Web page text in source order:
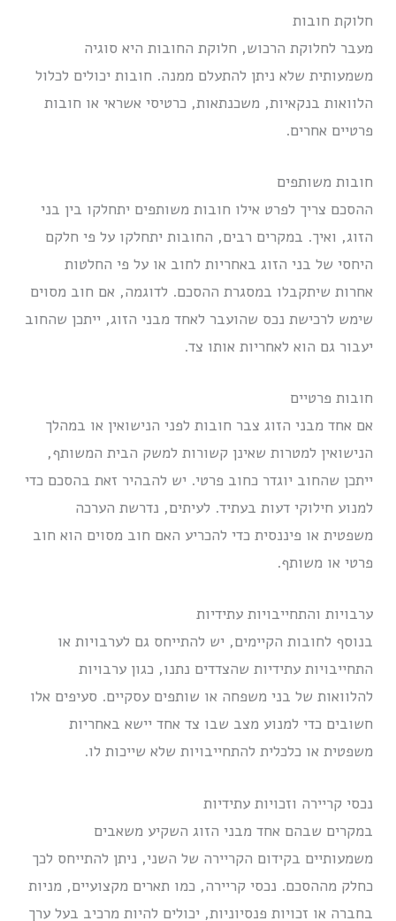
חלוקת חובות
מעבר לחלוקת הרכוש, חלוקת החובות היא סוגיה
משמעותית שלא ניתן להתעלם ממנה. חובות יכולים לכלול
הלוואות בנקאיות, משכנתאות, כרטיסי אשראי או חובות
פרטיים אחרים.
חובות משותפים
ההסכם צריך לפרט אילו חובות משותפים יתחלקו בין בני
הזוג, ואיך. במקרים רבים, החובות יתחלקו על פי חלקם
היחסי של בני הזוג באחריות לחוב או על פי החלטות
אחרות שיתקבלו במסגרת ההסכם. לדוגמה, אם חוב מסוים
שימש לרכישת נכס שהועבר לאחד מבני הזוג, ייתכן שהחוב
יעבור גם הוא לאחריות אותו צד.
חובות פרטיים
אם אחד מבני הזוג צבר חובות לפני הנישואין או במהלך
הנישואין למטרות שאינן קשורות למשק הבית המשותף,
ייתכן שהחוב יוגדר כחוב פרטי. יש להבהיר זאת בהסכם כדי
למנוע חילוקי דעות בעתיד. לעיתים, נדרשת הערכה
משפטית או פיננסית כדי להכריע האם חוב מסוים הוא חוב
פרטי או משותף.
ערבויות והתחייבויות עתידיות
בנוסף לחובות הקיימים, יש להתייחס גם לערבויות או
התחייבויות עתידיות שהצדדים נתנו, כגון ערבויות
להלוואות של בני משפחה או שותפים עסקיים. סעיפים אלו
חשובים כדי למנוע מצב שבו צד אחד יישא באחריות
משפטית או כלכלית להתחייבויות שלא שייכות לו.
נכסי קריירה וזכויות עתידיות
במקרים שבהם אחד מבני הזוג השקיע משאבים
משמעותיים בקידום הקריירה של השני, ניתן להתייחס לכך
כחלק מההסכם. נכסי קריירה, כמו תארים מקצועיים, מניות
בחברה או זכויות פנסיוניות, יכולים להיות מרכיב בעל ערך